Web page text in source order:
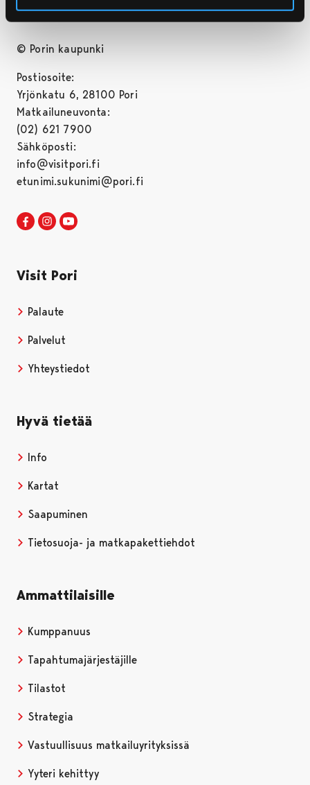
© Porin kaupunki
Postiosoite:
Yrjönkatu 6, 28100 Pori
Matkailuneuvonta:
(02) 621 7900
Sähköposti:
info@visitpori.fi
etunimi.sukunimi@pori.fi
Visit Pori Facebookissa
Avautuu uudessa välilehdessä
Visit Pori Instagrammissa
Avautuu uudessa välilehdessä
Visit Pori
Palaute
Palvelut
Yhteystiedot
Hyvä tietää
Info
Kartat
Saapuminen
Tietosuoja- ja matkapakettiehdot
Ammattilaisille
Kumppanuus
Tapahtumajärjestäjille
Tilastot
Strategia
Vastuullisuus matkailuyrityksissä
Yyteri kehittyy